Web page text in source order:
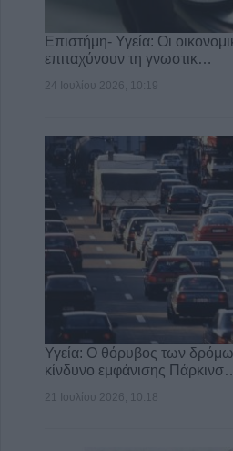
Επιστήμη- Υγεία: Οι
επιταχύνουν τη γνωστικ…
24 Ιουλίου 2026, 10:19
Υγεία: Ο θόρυβος των
κίνδυνο εμφάνισης
21 Ιουλίου 2026, 10:18